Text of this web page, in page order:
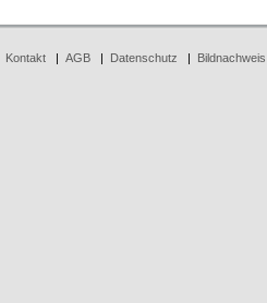
Kontakt| AGB| Datenschutz Bildnachweis